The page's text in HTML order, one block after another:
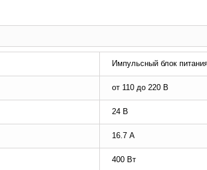
Импульсный блок
от 110 до 220 В
24 В
16.7 А
400 Вт